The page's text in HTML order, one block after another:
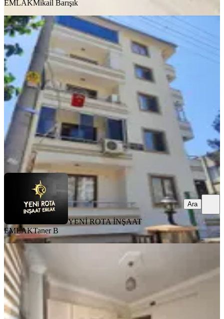
EMLAKMikail Barışık
YENİ
Yeni Rota'dan Kültür Merkezi
Yukarısı Kiralık Eşyalı 1+1 Daire
Onikişubat, Necip Fazıl Mahallesi
·45 m²·2. Kat 07.08.2026
17.500 ₺
YENİ ROTA İNŞAAT EMLAKTaner B
Ara
YENİ ROTA İNŞAAT
EMLAKTaner B
Ara
YENİ
Hurda Cafe Civarı Kiralık 2+0 Daire
Onikişubat, Vadi Mahallesi
75 m²· 07.08.2026